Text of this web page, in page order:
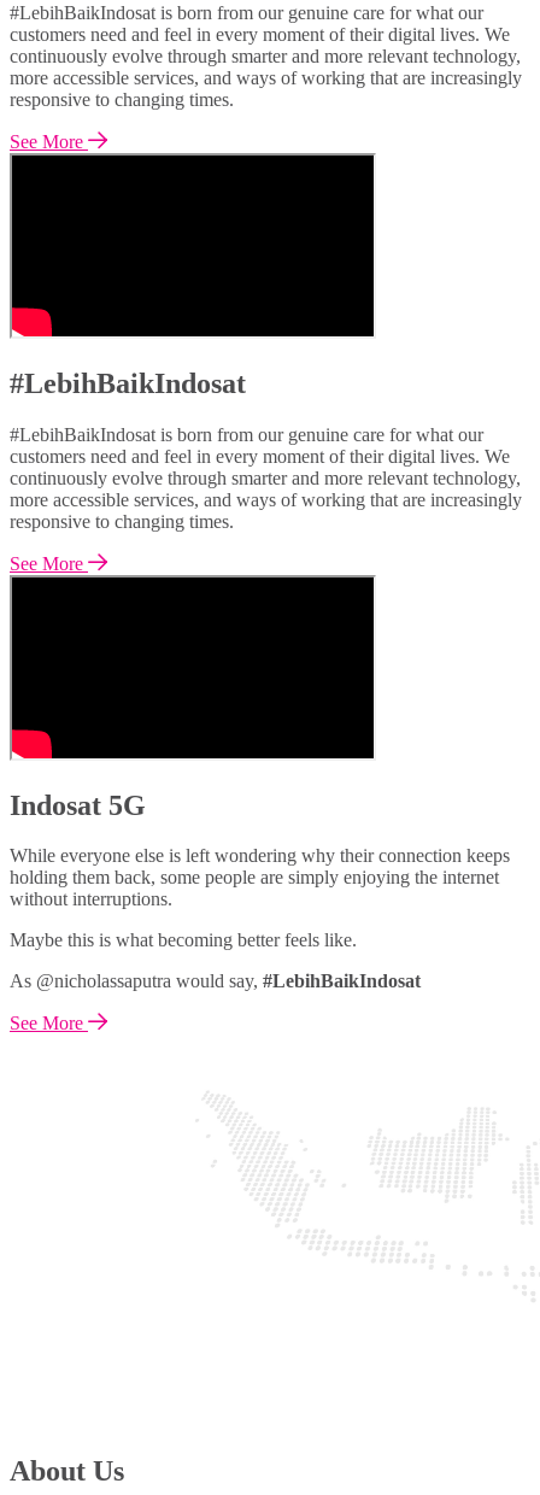
#LebihBaikIndosat is born from our genuine care for what our
customers need and feel in every moment of their digital lives. We
continuously evolve through smarter and more relevant technology,
more accessible services, and ways of working that are increasingly
responsive to changing times.
See More
#LebihBaikIndosat
#LebihBaikIndosat is born from our genuine care for what our
customers need and feel in every moment of their digital lives. We
continuously evolve through smarter and more relevant technology,
more accessible services, and ways of working that are increasingly
responsive to changing times.
See More
Indosat 5G
While everyone else is left wondering why their connection keeps
holding them back, some people are simply enjoying the internet
without interruptions.
Maybe this is what becoming better feels like.
As @nicholassaputra would say, #LebihBaikIndosat
See More
About Us